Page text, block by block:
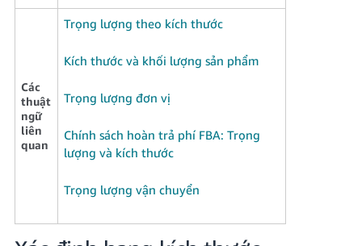
-
JP
Español
Các
thuật
ngữ
liên
quan
Trọng lượng theo kích thước
Kích thước và khối lượng sản phẩm
Trọng lượng đơn vị
Chính sách hoàn trả phí FBA: Trọng
lượng và kích thước
Trọng lượng vận chuyển